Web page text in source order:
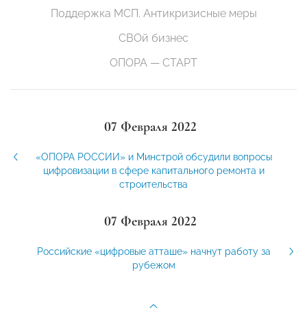
Поддержка МСП. Антикризисные меры
СВОй бизнес
ОПОРА — СТАРТ
07 Февраля 2022
«ОПОРА РОССИИ» и Минстрой обсудили вопросы
цифровизации в сфере капитального ремонта и
строительства
07 Февраля 2022
Российские «цифровые атташе» начнут работу за
рубежом